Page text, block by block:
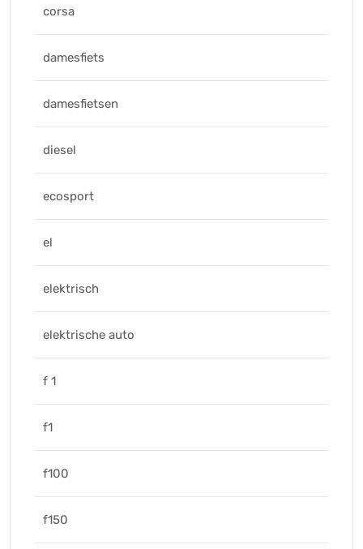
corsa
damesfiets
damesfietsen
diesel
ecosport
el
elektrisch
elektrische auto
f 1
f1
f100
f150